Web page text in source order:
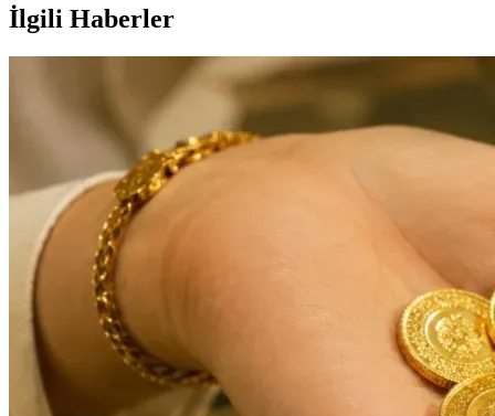
İlgili Haberler